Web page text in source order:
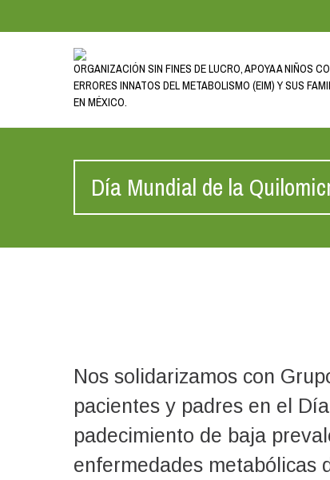
ORGANIZACIÓN SIN FINES DE LUCRO, APOYA A NIÑOS
ERRORES INNATOS DEL METABOLISMO (EIM) Y SUS
EN MÉXICO.
Día Mundial de la
Nos solidarizamos con
pacientes y padres en el
padecimiento de baja
enfermedades metabólicas